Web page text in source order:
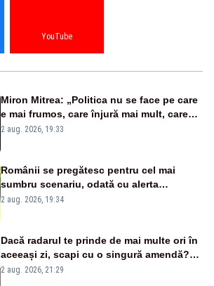
YouTube
Miron Mitrea: „Politica nu se face pe care
e mai frumos, care înjură mai mult, care
țipă mai tare, ci pe proiecte”
2 aug. 2026, 19:33
Românii se pregătesc pentru cel mai
sumbru scenariu, odată cu alerta
energetică
2 aug. 2026, 19:34
Dacă radarul te prinde de mai multe ori în
aceeași zi, scapi cu o singură amendă?
Ce spune legea
2 aug. 2026, 21:29